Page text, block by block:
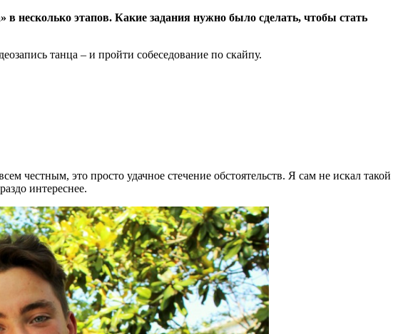
несколько этапов. Какие задания нужно было сделать, чтобы стать
танца – и пройти собеседование по скайпу.
честным, это просто удачное стечение обстоятельств. Я сам не искал такой
интереснее.